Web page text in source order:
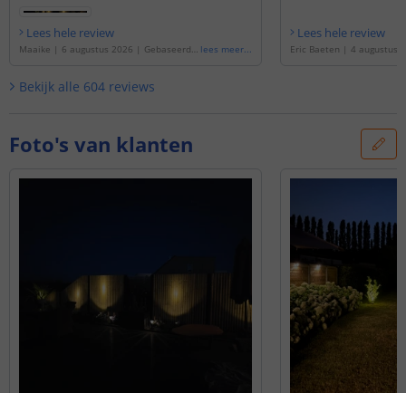
Lees hele review
Maaike | 6 augustus 2026 | Gebaseerd o
ht | Voordeelset van 3 stuks'
lees meer...
Lees hele review
Eric Baeten | 4 augustus
Bekijk alle 604 reviews
Foto's van klanten